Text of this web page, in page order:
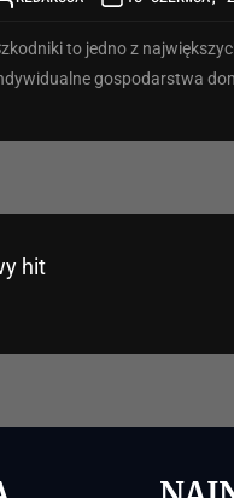
to jedno z
gospodarstwa
hit